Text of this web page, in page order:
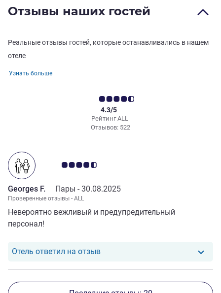
Отзывы наших гостей
Реальные отзывы гостей, которые останавливались в нашем
отеле
Узнать больше
Рейтинг ALL
4.3/5
Отзывов: 522
Примечание: отзывы клиентов 4.5/5
Georges F. Пары - 30.08.2025
Проверенные отзывы - ALL
Невероятно вежливый и предупредительный
персонал!
Отель ответил на отзывОтель ответил на отзыв от